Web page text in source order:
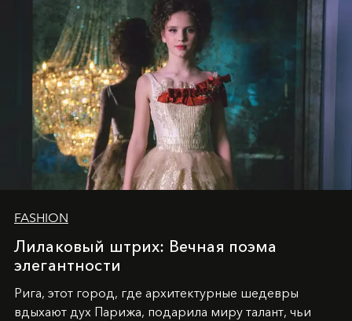
FASHION
Лилаковый штрих: Вечная поэма
элегантности
Рига, этот город, где архитектурные шедевры
вдыхают дух Парижа, подарила миру талант, чьи